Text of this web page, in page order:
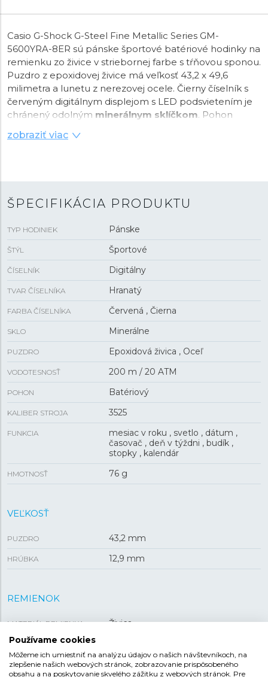
Casio G-Shock G-Steel Fine Metallic Series GM-
5600YRA-8ER sú pánske športové batériové hodinky na
remienku zo živice v striebornej farbe s tŕňovou sponou.
Puzdro z epoxidovej živice má veľkosť 43,2 x 49,6
milimetra a lunetu z nerezovej ocele. Čierny číselník s
červeným digitálnym displejom s LED podsvietením je
chránený odolným minerálnym sklíčkom. Pohon
hodiniek zaisťuje
presnosťou ±15 sekúnd za mesiac. Hodinky disponujú
timerom a zobrazením času v 24-hodinovom formáte.
Hodinky sú odolné voči nárazom a s vodotesnosťou
ATMsú vhodné na hlbinné potápanie.
zobraziť viac
ŠPECIFIKÁCIA PRODUKTU
TYP HODINIEK Pánske
ŠTÝL Športové
ČÍSELNÍK Digitálny
TVAR ČÍSELNÍKA Hranatý
FARBA ČÍSELNÍKA Červená , Čierna
SKLO Minerálne
PUZDRO Epoxidová živica , Oceľ
VODOTESNOSŤ 200 m / 20 ATM
POHON Batériový
KALIBER STROJA 3525
FUNKCIA
mesiac v roku , svetlo , dátum ,
časovač , deň v týždni , budík ,
stopky , kalendár
HMOTNOSŤ 76 g
VEĽKOSŤ
PUZDRO 43,2 mm
HRÚBKA 12,9 mm
REMIENOK
MATERIÁL REMIENKA Živica
FARBA REMIENKA
SPONA Tŕňová
Používame cookies
Môžeme ich umiestniť na analýzu údajov o našich návštevníkoch, na
zlepšenie našich webových stránok, zobrazovanie prispôsobeného
obsahu a na poskytovanie skvelého zážitku z webových stránok. Pre